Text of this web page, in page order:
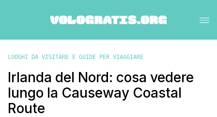
LUOGHI DA VISITARE E GUIDE PER VIAGGIARE
Irlanda del Nord: cosa vedere
lungo la Causeway Coastal
Route